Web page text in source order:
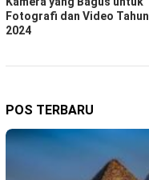
Fotografi dan Video Tahun
2024
POS TERBARU